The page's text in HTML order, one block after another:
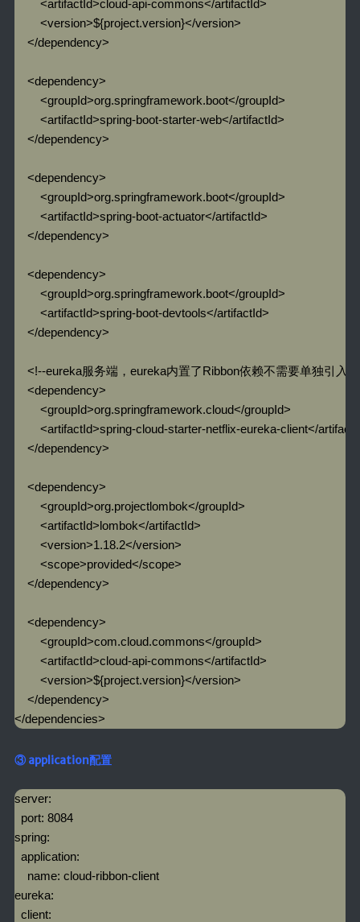
        <artifactId>cloud-api-commons</artifactId>
        <version>${project.version}</version>
    </dependency>
    <dependency>
        <groupId>org.springframework.boot</groupId>
        <artifactId>spring-boot-starter-web</artifactId>
    </dependency>
    <dependency>
        <groupId>org.springframework.boot</groupId>
        <artifactId>spring-boot-actuator</artifactId>
    </dependency>
    <dependency>
        <groupId>org.springframework.boot</groupId>
        <artifactId>spring-boot-devtools</artifactId>
    </dependency>
<!--eureka服务端，eureka内置了Ribbon依赖不需要单独引入--
    <dependency>
        <groupId>org.springframework.cloud</groupId>
<artifactId>spring-cloud-starter-netflix-eureka-client</
    </dependency>
    <dependency>
        <groupId>org.projectlombok</groupId>
        <artifactId>lombok</artifactId>
        <version>1.18.2</version>
        <scope>provided</scope>
    </dependency>
    <dependency>
        <groupId>com.cloud.commons</groupId>
        <artifactId>cloud-api-commons</artifactId>
        <version>${project.version}</version>
    </dependency>
</dependencies>
③ application配置
server:
  port: 8084
spring:
  application:
    name: cloud-ribbon-client
eureka:
  client: